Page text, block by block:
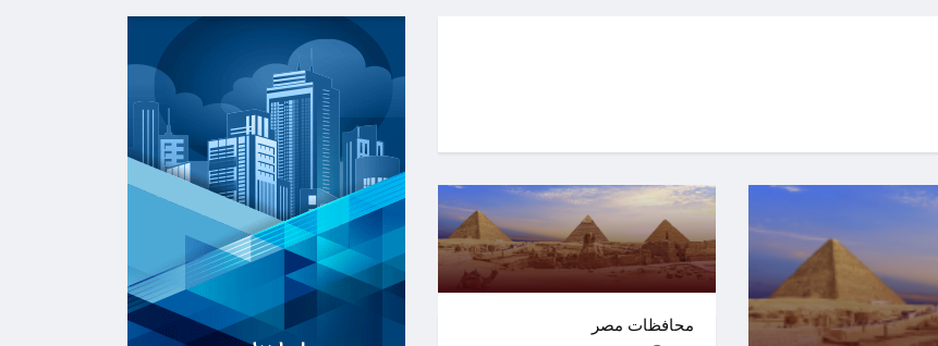
محافظات مصر